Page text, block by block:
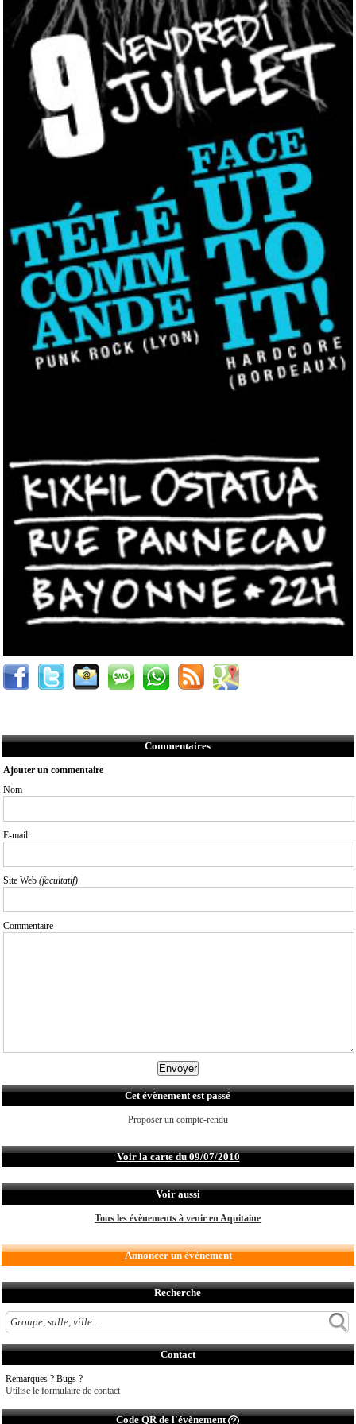
Commentaires
Ajouter un commentaire
Nom
E-mail
Site Web (facultatif)
Commentaire
Cet évènement est passé
Proposer un compte-rendu
Voir la carte du 09/07/2010
Voir aussi
Tous les évènements à venir en Aquitaine
Annoncer un évènement
Recherche
Contact
Remarques ? Bugs ?
Utilise le formulaire de contact
Code QR de l'évènement